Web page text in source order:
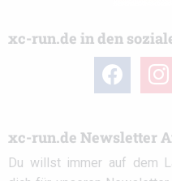
xc-run.de in den
facebook
xc-run.de Newsletter
Du willst immer auf dem